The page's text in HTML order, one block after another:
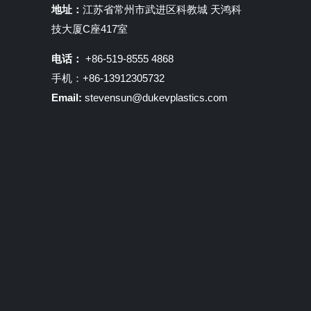
地址： 江苏省常州市武进区科教城 天鸿科
技大厦C座417室
电话： +86-519-8555 4868
手机：+86-13912305732
Email: stevensun@dukevplastics.com